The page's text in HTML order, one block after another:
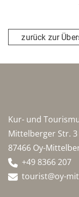
zurück zur
Kur- und
Mittelberger Str. 3
87466 Oy-
+49 8366 207
tourist@oy-